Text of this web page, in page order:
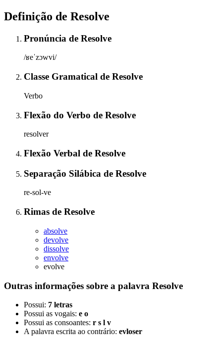
Definição de Resolve
Pronúncia de Resolve
/ʁeˈzɔwvi/
Classe Gramatical de Resolve
Verbo
Flexão do Verbo de Resolve
resolver
Flexão Verbal de Resolve
Separação Silábica de Resolve
re-sol-ve
Rimas de Resolve
absolve
devolve
dissolve
envolve
evolve
Outras informações sobre a palavra Resolve
Possui: 7 letras
Possui as vogais: e o
Possui as consoantes: r s l v
A palavra escrita ao contrário: evloser